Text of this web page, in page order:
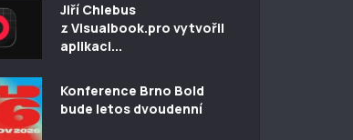
Jiří Chlebus
z Visualbook.pro vytvořil
aplikaci...
Konference Brno Bold
bude letos dvoudenní